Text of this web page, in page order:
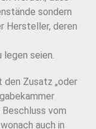
sondern
Hersteller, deren
legen seien.
den Zusatz „oder
vom
auch in